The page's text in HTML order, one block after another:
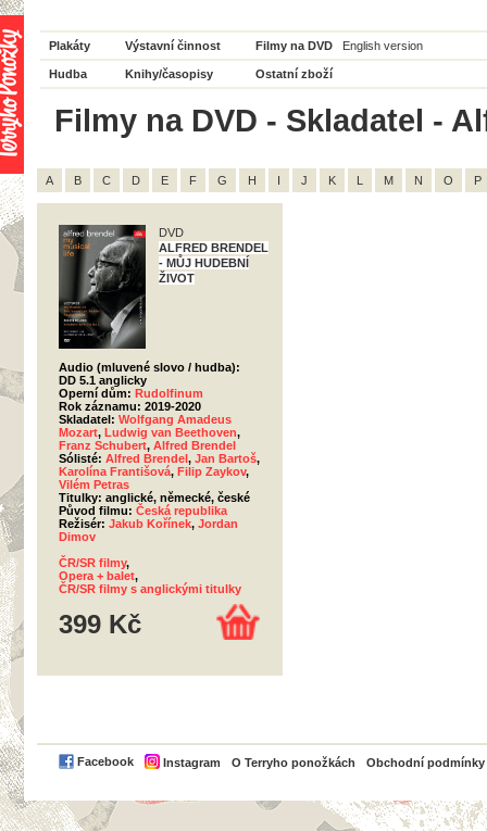
Plakáty Výstavní činnost Filmy na DVD English version
Hudba Knihy/časopisy Ostatní zboží
Filmy na DVD - Skladatel -
A B C D E F G H I J K L M N O P
DVD
ALFRED BRENDEL
- MŮJ HUDEBNÍ
ŽIVOT
Audio (mluvené slovo / hudba):
DD 5.1 anglicky
Operní dům: Rudolfinum
Rok záznamu: 2019-2020
Skladatel: Wolfgang Amadeus
Mozart, Ludwig van Beethoven,
Franz Schubert, Alfred Brendel
Sólisté: Alfred Brendel, Jan Bartoš,
Karolína Františová, Filip Zaykov,
Vilém Petras
Titulky: anglické, německé, české
Původ filmu: Česká republika
Režisér: Jakub Kořínek, Jordan
Dimov
ČR/SR filmy,
Opera + balet,
ČR/SR filmy s anglickými titulky
399 Kč
Facebook Instagram O Terryho ponožkách Obchodní podmínky
PayPal